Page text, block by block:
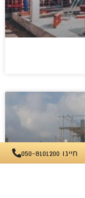
חייגו 050-8101200